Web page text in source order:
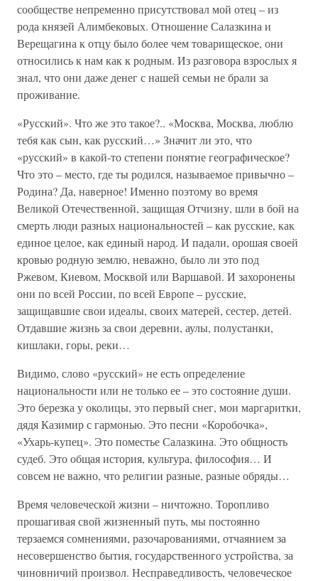
сообществе непременно присутствовал мой отец – из
рода князей Алимбековых. Отношение Салазкина и
Верещагина к отцу было более чем товарищеское, они
относились к нам как к родным. Из разговора взрослых я
знал, что они даже денег с нашей семьи не брали за
проживание.
«Русский». Что же это такое?.. «Москва, Москва, люблю
тебя как сын, как русский…» Значит ли это, что
«русский» в какой-то степени понятие географическое?
Что это – место, где ты родился, называемое привычно –
Родина? Да, наверное! Именно поэтому во время
Великой Отечественной, защищая Отчизну, шли в бой на
смерть люди разных национальностей – как русские, как
единое целое, как единый народ. И падали, орошая своей
кровью родную землю, неважно, было ли это под
Ржевом, Киевом, Москвой или Варшавой. И захоронены
они по всей России, по всей Европе – русские,
защищавшие свои идеалы, своих матерей, сестер, детей.
Отдавшие жизнь за свои деревни, аулы, полустанки,
кишлаки, горы, реки…
Видимо, слово «русский» не есть определение
национальности или не только ее – это состояние души.
Это березка у околицы, это первый снег, мои маргаритки,
дядя Казимир с гармонью. Это песни «Коробочка»,
«Ухарь-купец». Это поместье Салазкина. Это общность
судеб. Это общая история, культура, философия… И
совсем не важно, что религии разные, разные обряды…
Время человеческой жизни – ничтожно. Торопливо
прошагивая свой жизненный путь, мы постоянно
терзаемся сомнениями, разочарованиями, отчаянием за
несовершенство бытия, государственного устройства, за
чиновничий произвол. Несправедливость, человеческое